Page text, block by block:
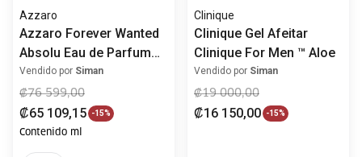
Azzaro
Azzaro Forever Wanted
Absolu Eau de Parfum
100ml
Vendido por Siman
₡76 599,00
₡65 109,15 -15%
Contenido ml
Clinique
Clinique Gel Afeitar
Clinique For Men ™ Aloe
Vendido por Siman
₡19 000,00
₡16 150,00 -15%